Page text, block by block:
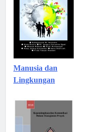
Manusia dan
Lingkungan